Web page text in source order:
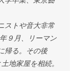
ストや音大非常
９月、リーマン
帰る。その後
地家屋を相続。